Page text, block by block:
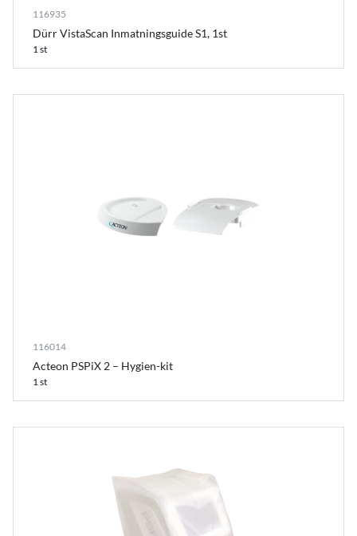
116935
Dürr VistaScan Inmatningsguide S1, 1st
1 st
116014
Acteon PSPiX 2 – Hygien-kit
1 st